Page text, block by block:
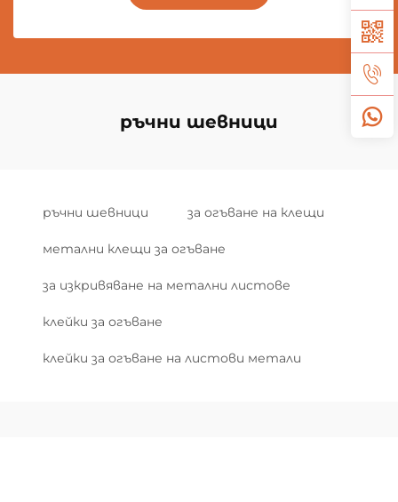
ръчни шевници
ръчни шевници за огъване на клещи
метални клещи за огъване
за изкривяване на метални листове
клейки за огъване
клейки за огъване на листови метали